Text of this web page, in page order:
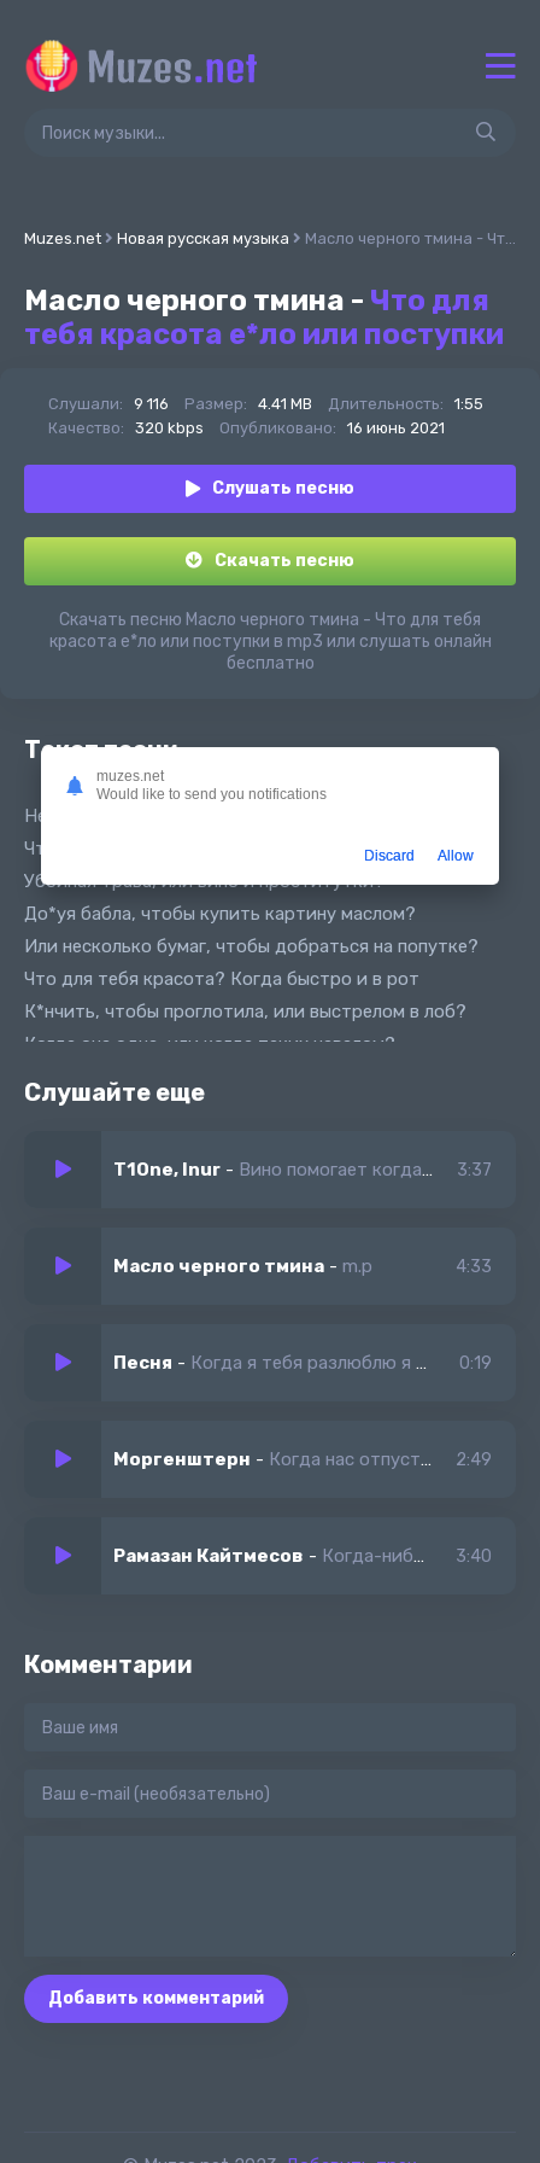
Muzes.net Новая русская музыка Масло черного тмина - Что для тебя красота е*ло или поступки
Масло черного тмина - Что для
тебя красота е*ло или поступки
Слушали: 9 116 Размер: 4.41 MB Длительность:
1:55
Качество:
320 kbps Опубликовано: 16 июнь 2021
Слушать песню
Скачать песню
Скачать песню Масло черного тмина - Что для тебя
красота е*ло или поступки в mp3 или слушать онлайн
бесплатно
Текст песни
Help the children
Что для тебя красота? Е*ло или поступки?
Убойная трава, или вино и проститутки?
До*уя бабла, чтобы купить картину маслом?
Или несколько бумаг, чтобы добраться на попутке?
Что для тебя красота? Когда быстро и в рот
К*нчить, чтобы проглотила, или выстрелом в лоб?
Когда она одна, или когда таких навалом?
Когда только починил, а она сразу же сломала е*ало
Слушайте еще
T1One, Inur - Вино помогает когда изменяют 3:37
Масло черного тмина - m.p 4:33
Песня - Когда я тебя разлюблю я разлюблю тебя когда исчезнет слова 0:19
Моргенштерн - Когда нас отпустит кончатся все чувства 2:49
Рамазан Кайтмесов - Когда-нибудь 3:40
Комментарии
Добавить комментарий
muzes.net
Would like to send you notifications
Discard Allow